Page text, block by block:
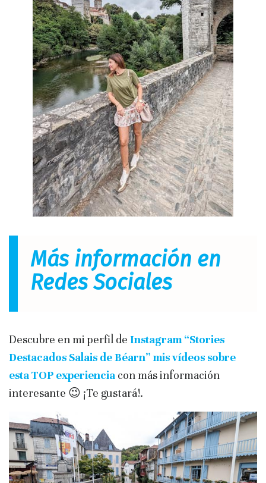
Más información en
Redes Sociales
Descubre en mi perfil de Instagram “Stories
Destacados Salais de Béarn” mis vídeos sobre
esta TOP experiencia con más información
interesante 😉 ¡Te gustará!.